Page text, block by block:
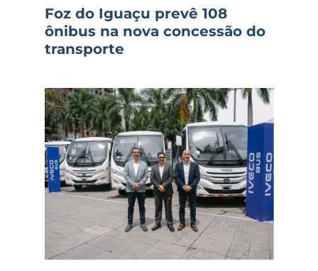
Foz do Iguaçu prevê 108
ônibus na nova concessão do
transporte